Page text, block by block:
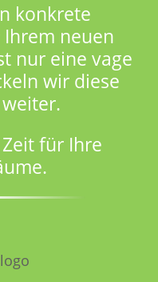
konkrete
neuen
nur eine vage
wir diese
für Ihre